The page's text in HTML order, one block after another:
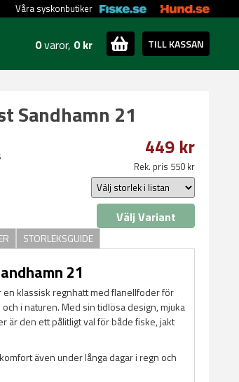
Våra syskonbutiker
0varor, 0 kr TILL KASSAN
Sandhamn 21
449 kr
Rek. pris 550 kr
Välj Variant
STORLEKSGUIDE
21
en klassisk regnhatt med flanellfoder för
i naturen. Med sin tidlösa design, mjuka
är den ett pålitligt val för både fiske, jakt
även under långa dagar i regn och